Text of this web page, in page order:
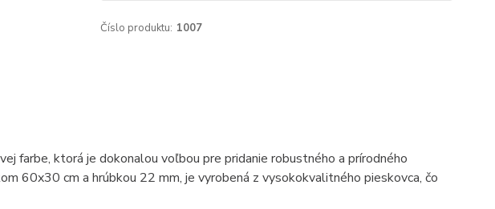
Číslo produktu: 1007
farbe, ktorá je dokonalou voľbou pre pridanie robustného a prírodného
60x30 cm a hrúbkou 22 mm, je vyrobená z vysokokvalitného pieskovca, čo